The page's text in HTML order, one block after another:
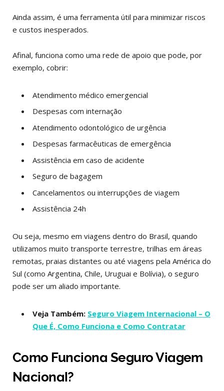
Ainda assim, é uma ferramenta útil para minimizar riscos
e custos inesperados.
Afinal, funciona como uma rede de apoio que pode, por
exemplo, cobrir:
Atendimento médico emergencial
Despesas com internação
Atendimento odontológico de urgência
Despesas farmacêuticas de emergência
Assistência em caso de acidente
Seguro de bagagem
Cancelamentos ou interrupções de viagem
Assistência 24h
Ou seja, mesmo em viagens dentro do Brasil, quando
utilizamos muito transporte terrestre, trilhas em áreas
remotas, praias distantes ou até viagens pela América do
Sul (como Argentina, Chile, Uruguai e Bolívia), o seguro
pode ser um aliado importante.
Veja Também: Seguro Viagem Internacional – O
Que É, Como Funciona e Como Contratar
Como Funciona Seguro Viagem
Nacional?